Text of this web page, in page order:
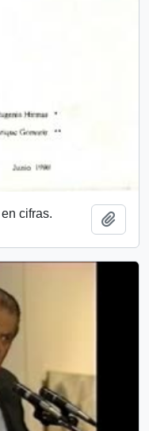
cifras.